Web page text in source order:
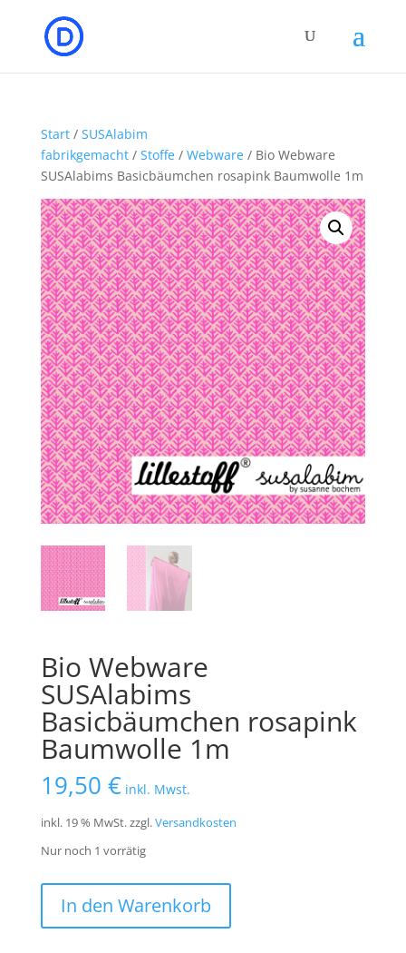
Start/ SUSAlabim
fabrikgemacht/ Stoffe/ Webware/ Bio Webware
SUSAlabims Basicbäumchen rosapink Baumwolle 1m
Bio Webware
SUSAlabims
Basicbäumchen rosapink
Baumwolle 1m
19,50 € inkl. Mwst.
inkl. 19 % MwSt.zzgl.Versandkosten
Nur noch 1 vorrätig
Webware
SUSAlabims
In den Warenkorb